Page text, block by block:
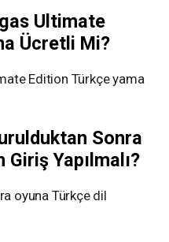
Ultimate
Ücretli Mi?
Edition Türkçe yama
Sonra
Yapılmalı?
oyuna Türkçe dil